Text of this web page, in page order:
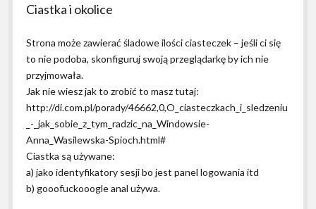
Ciastka i okolice
Strona może zawierać śladowe ilości ciasteczek – jeśli ci się
to nie podoba, skonfiguruj swoją przeglądarkę by ich nie
przyjmowała.
Jak nie wiesz jak to zrobić to masz tutaj:
http://di.com.pl/porady/46662,0,O_ciasteczkach_i_sledzeniu
_-_jak_sobie_z_tym_radzic_na_Windowsie-
Anna_Wasilewska-Spioch.html#
Ciastka są używane:
a) jako identyfikatory sesji bo jest panel logowania itd
b) gooofuckooogle anal używa.